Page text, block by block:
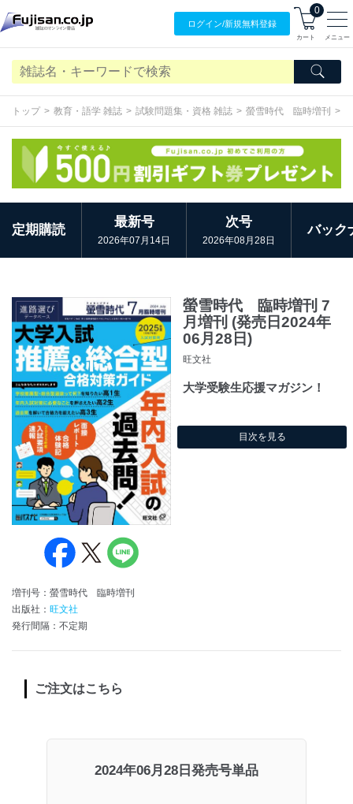
ログイン/新規無料登録
0
カート メニュー
トップ 教育・語学 雑誌 試験問題集・資格 雑誌 螢雪時代 臨時増刊
定期購読
最新号
2026年07月14日
次号
2026年08月28日
バック
増刊号：螢雪時代 臨時増刊
出版社： 旺文社
発行間隔：不定期
螢雪時代 臨時増刊 7
月増刊 (発売日2024年
06月28日)
旺文社
大学受験生応援マガジン！
目次を見る
ご注文はこちら
2024年06月28日発売号単品